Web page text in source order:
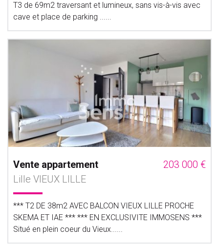
T3 de 69m2 traversant et lumineux, sans vis-à-vis avec
cave et place de parking ......
Vente appartement
203 000 €
Lille VIEUX LILLE
*** T2 DE 38m2 AVEC BALCON VIEUX LILLE PROCHE
SKEMA ET IAE *** *** EN EXCLUSIVITE IMMOSENS ***
Situé en plein coeur du Vieux......